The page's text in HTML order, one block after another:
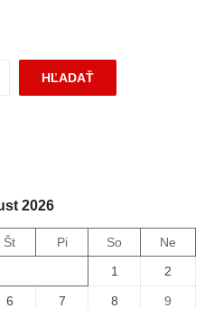
HĽADAŤ
2026
Št Pi So
Ne
1
2
6 7 8 9